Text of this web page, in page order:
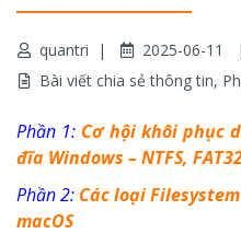
quantri
2025-06-11
Bài viết chia sẻ thông tin,
Phần 1: Cơ hội khôi phục
đĩa Windows – NTFS,
Phần 2: Các loại
macOS